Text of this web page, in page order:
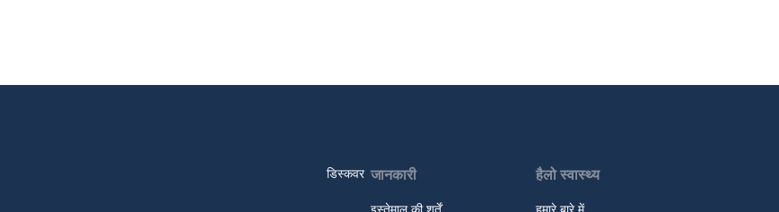
डिस्कवर जानकारी
इस्तेमाल की शर्तें
हैलो स्वास्थ्य
हमारे बारे में